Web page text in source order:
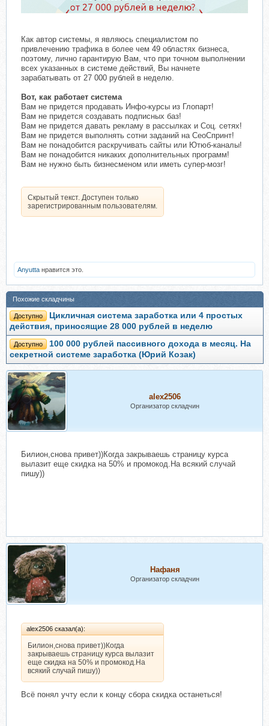
Как автор системы, я являюсь специалистом по
привлечению трафика в более чем 49 областях бизнеса,
поэтому, лично гарантирую Вам, что при точном выполнении
всех указанных в системе действий, Вы начнете
зарабатывать от 27 000 рублей в неделю.
Вот, как работает система
Вам не придется продавать Инфо-курсы из Глопарт!
Вам не придется создавать подписных баз!
Вам не придется давать рекламу в рассылках и Соц. сетях!
Вам не придется выполнять сотни заданий на СеоСпринт!
Вам не понадобится раскручивать сайты или Ютюб-каналы!
Вам не понадобится никаких дополнительных программ!
Вам не нужно быть бизнесменом или иметь супер-мозг!
Скрытый текст. Доступен только
зарегистрированным пользователям.
Anyutta нравится это.
Похожие складчины
Доступно
Цикличная система заработка или 4 простых
действия, приносящие 28 000 рублей в неделю
Доступно
100 000 рублей пассивного дохода в месяц. На
секретной системе заработка (Юрий Козак)
alex2506
Организатор складчин
Билион,снова привет))Когда закрываешь страницу курса
вылазит еще скидка на 50% и промокод.На всякий случай
пишу))
Нафаня
Организатор складчин
alex2506 сказал(а):
Билион,снова привет))Когда
закрываешь страницу курса вылазит
еще скидка на 50% и промокод.На
всякий случай пишу))
Всё понял учту если к концу сбора скидка останеться!